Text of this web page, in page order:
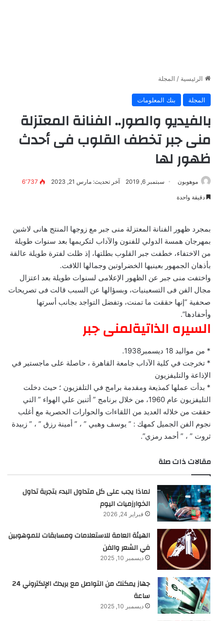
الرئيسية / المجلة
المجلة بنك المعلومات
بالفيديو والصور.. الفنانة المعتزلة
منى جبر تخطف القلوب فى أحدث
ظهور لها
موهوبون سبتمبر 6, 2019 آخر تحديث: مارس 21, 2023 6٬737
دقيقة واحدة
بمجرد ظهور الفنانة المعتزلة منى جبر مع زوجها المنتج هانى لاشين
بمهرجان همسة الدولي للفنون والآداب لتكريمها بعد سنوات طويلة
من الاختفاء، خطفت جبر القلوب بطلتها، إذ ظلت لفترة طويلة عالقة
بأذهان الجمهور بعينيها الخضراوتين وجمالها اللافت.
واختفت منى جبر عن الظهور الإعلامى لسنوات طويلة بعد اعتزال
مجال الفن فى التسعينيات، وبسؤالها عن السبب قالت فى تصريحات
صحفية “إنها حققت ما تمنت، وتفضل التواجد بجانب أسرتها
وأحفادها”.
السيره الذاتيةلمنى جبر
* من مواليد 18 ديسمبر1938.
* تخرجت في كلية الآداب جامعة القاهرة ، حاصلة على ماجستير في
الإذاعة والتليفزيون
* بدأت عملها كمذيعة ومقدمة برامج في التلفزيون ؛ حيث دخلت
التليفزيون عام 1960، من خلال برنامج ” أثنين علي الهواء ” التي
حققت من خلاله العديد من اللقاءات والحوارات الحصرية مع أغلب
نجوم الفن الجميل كمهك : ” يوسف وهبي ” ، ” أمينة رزق ” ، ” زبيدة
ثروت ” ، ” أحمد رمزي”.
مقالات ذات صلة
لماذا يجب على كل متداول البدء بتجربة تداول
الخوارزميات اليوم
فبراير 24, 2026
الهيئة العامة للاستعلامات ومسابقات للموهوبين
في الشعر والفن
ديسمبر 10, 2025
جهاز يمكنك من التواصل مع بريدك الإلكتروني 24
ساعة
ديسمبر 10, 2025